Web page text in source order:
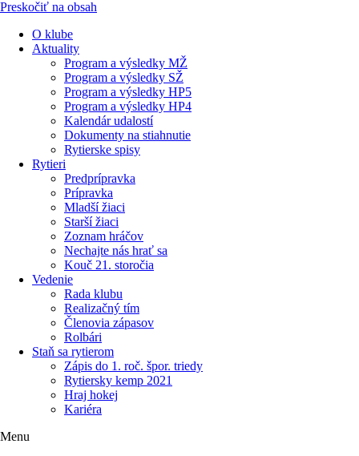
Preskočiť na obsah
O klube
Aktuality
Program a výsledky MŽ
Program a výsledky SŽ
Program a výsledky HP5
Program a výsledky HP4
Kalendár udalostí
Dokumenty na stiahnutie
Rytierske spisy
Rytieri
Predprípravka
Prípravka
Mladší žiaci
Starší žiaci
Zoznam hráčov
Nechajte nás hrať sa
Kouč 21. storočia
Vedenie
Rada klubu
Realizačný tím
Členovia zápasov
Rolbári
Staň sa rytierom
Zápis do 1. roč. špor. triedy
Rytiersky kemp 2021
Hraj hokej
Kariéra
Menu